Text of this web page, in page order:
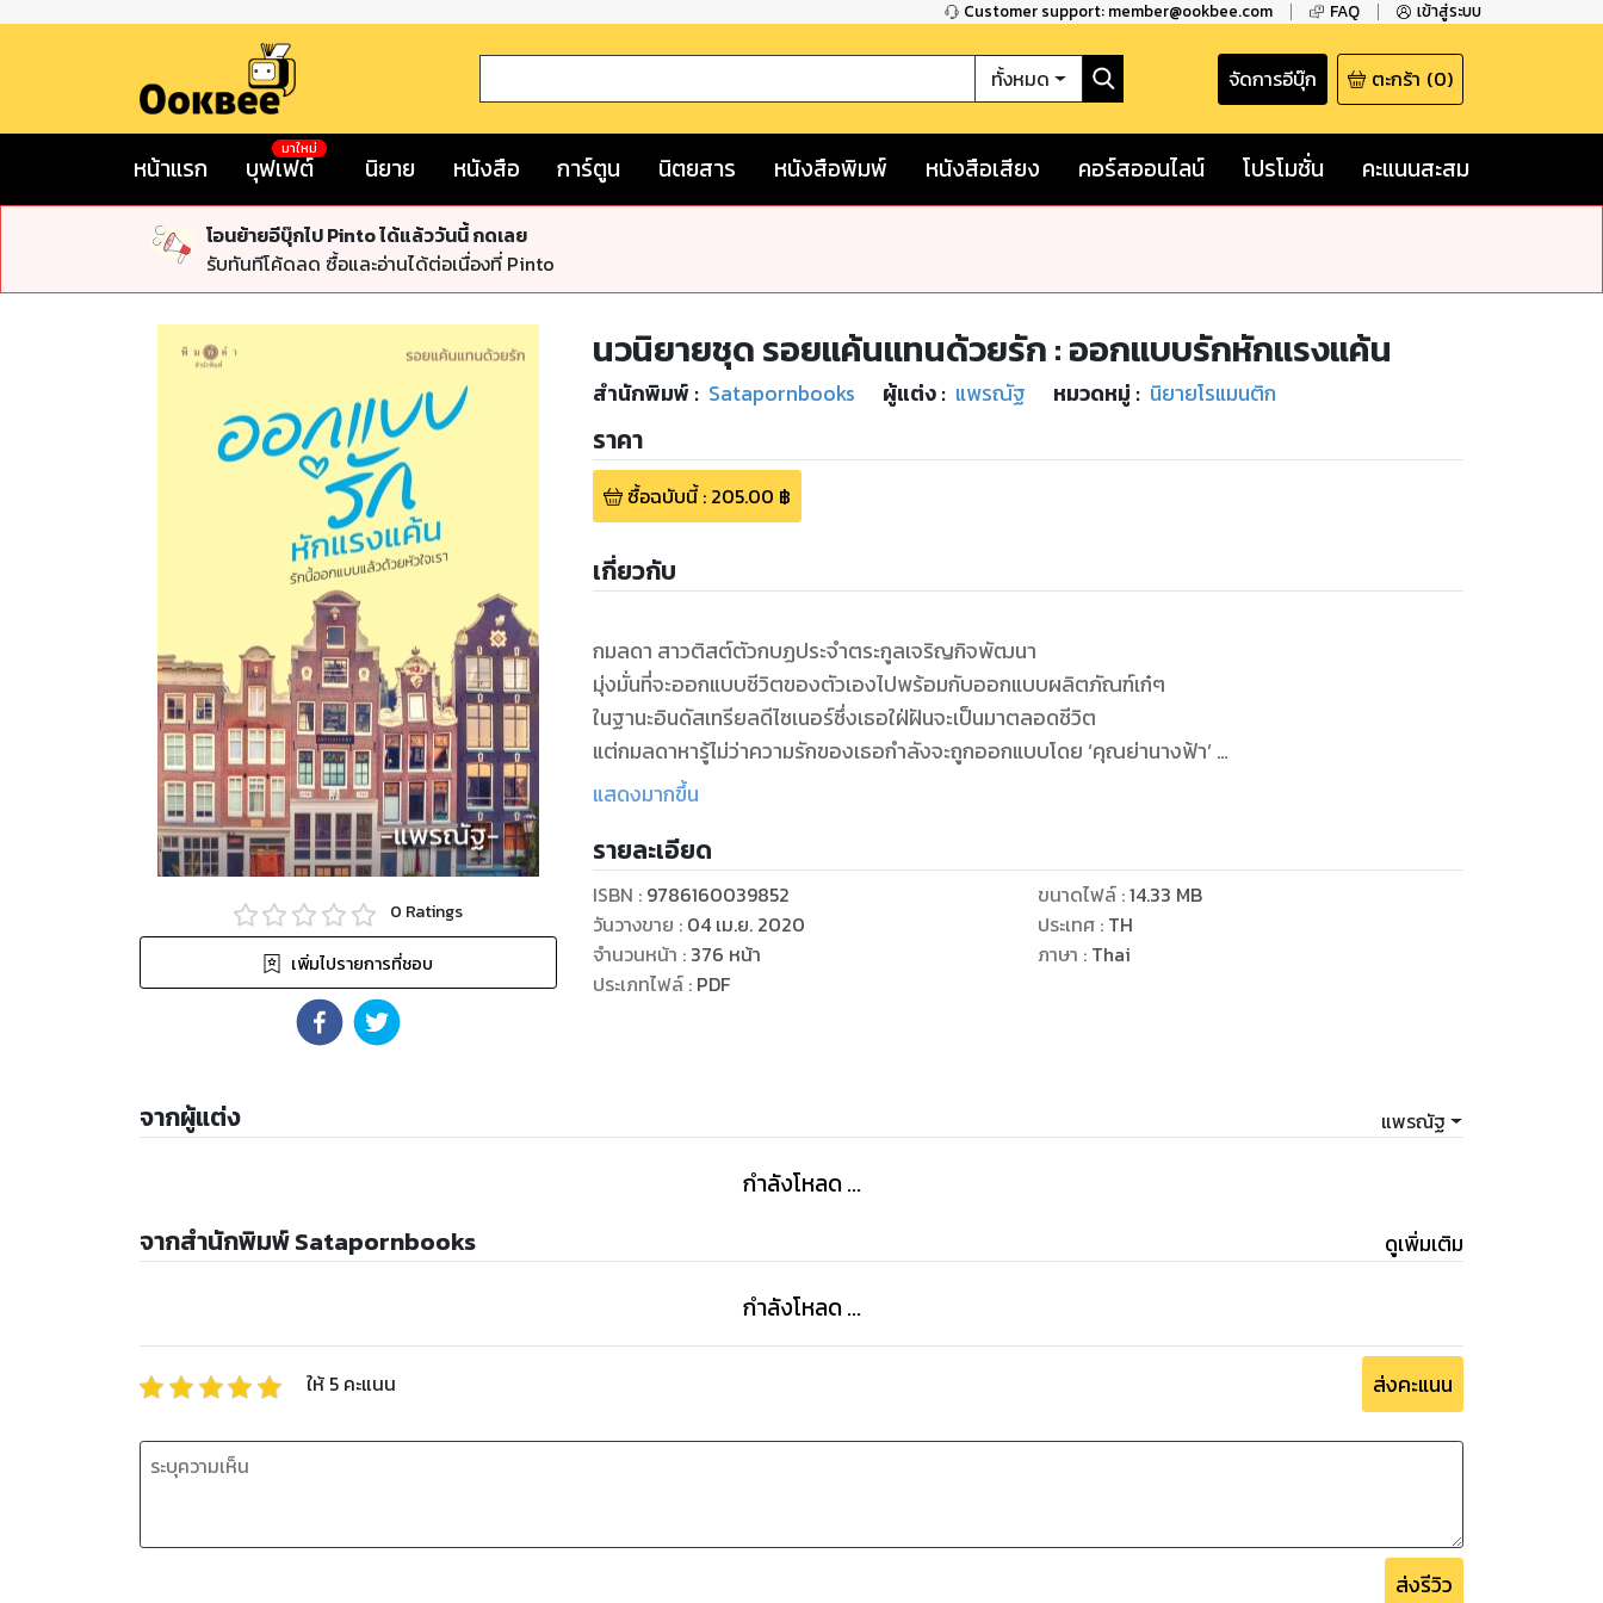
Customer support: member@ookbee.com FAQ เข้าสู่ระบบ
ทั้งหมด จัดการอีบุ๊ก ตะกร้า (0)
หน้าแรก บุฟเฟต์
มาใหม่
นิยาย หนังสือ การ์ตูน นิตยสาร หนังสือพิมพ์ หนังสือเสียง คอร์สออนไลน์ โปรโมชั่น คะแนนสะสม
โอนย้ายอีบุ๊กไป Pinto ได้แล้ววันนี้ กดเลย
รับทันทีโค้ดลด ซื้อและอ่านได้ต่อเนื่องที่ Pinto
0 Ratings
เพิ่มไปรายการที่ชอบ
นวนิยายชุด รอยแค้นแทนด้วยรัก : ออกแบบรักหักแรงแค้น
สำนักพิมพ์ : Satapornbooks ผู้แต่ง : แพรณัฐ หมวดหมู่ : นิยายโรแมนติก
ราคา
ซื้อฉบับนี้: 205.00 ฿
เกี่ยวกับ
กมลดา สาวติสต์ตัวกบฏประจำตระกูลเจริญกิจพัฒนา
มุ่งมั่นที่จะออกแบบชีวิตของตัวเองไปพร้อมกับออกแบบผลิตภัณฑ์เก๋ๆ
ในฐานะอินดัสเทรียลดีไซเนอร์ซึ่งเธอใฝ่ฝันจะเป็นมาตลอดชีวิต
แต่กมลดาหารู้ไม่ว่าความรักของเธอกำลังจะถูกออกแบบโดย ‘คุณย่านางฟ้า’
ที่หมายจับคู่เธอกับลวัศกร วิศวกรหนุ่มแห่งตระกูลเลอเลิศพงศ์
การจับคู่ให้แก่คนซึ่งหมั่นไส้กันมาแต่เด็กที่ว่ายากแล้ว
ยังมีศึกการแย่งชิงหลานสะใภ้ระหว่างสองคู่ปรับตลอดกาลอีกคู่
นั่นคือ ‘คุณย่านางฟ้า’ ปะทะ ‘คุณย่ามหาภัย’ ซึ่งมีอิทธิฤทธิ์ไม่แพ้กัน
กมลดาจะเลือกออกแบบความรักกับใครระหว่างหนุ่มดัตช์ตาน้ำขาว ไอดอลในการทำงาน
กับหนุ่มไทยในตระกูลคู่แค้นที่ปรารถนาจะกินเธอตั้งแต่ได้กลับมาเจอกันอีกครั้ง
แสดงมากขึ้น
รายละเอียด
ISBN : 9786160039852
วันวางขาย : 04 เม.ย. 2020
จำนวนหน้า : 376 หน้า
ประเภทไฟล์: PDF
ขนาดไฟล์:14.33 MB
ประเทศ : TH
ภาษา : Thai
จากผู้แต่ง แพรณัฐ
กำลังโหลด ...
จากสำนักพิมพ์ Satapornbooks ดูเพิ่มเติม
กำลังโหลด ...
ให้ 5 คะแนน ส่งคะแนน
ส่งรีวิว